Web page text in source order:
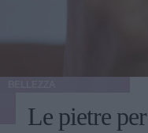
Le pietre